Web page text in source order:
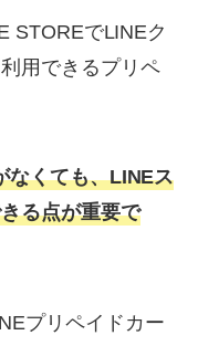
STOREでLINEク
用できるプリペ
なくても、LINEス
る点が重要で
プリペイドカー